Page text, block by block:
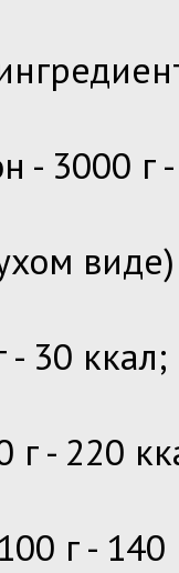
- 3000 г
30 ккал;
г - 220
г - 140